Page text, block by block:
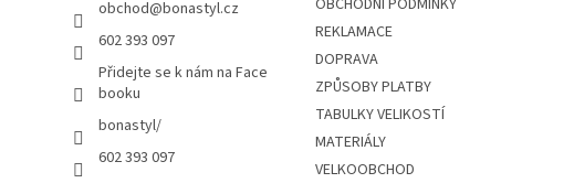
obchod@bonastyl.cz
602 393 097
Přidejte se k nám na Face
booku
bonastyl/
602 393 097
OBCHODNÍ PODMÍNKY
REKLAMACE
DOPRAVA
ZPŮSOBY PLATBY
TABULKY VELIKOSTÍ
MATERIÁLY
VELKOOBCHOD